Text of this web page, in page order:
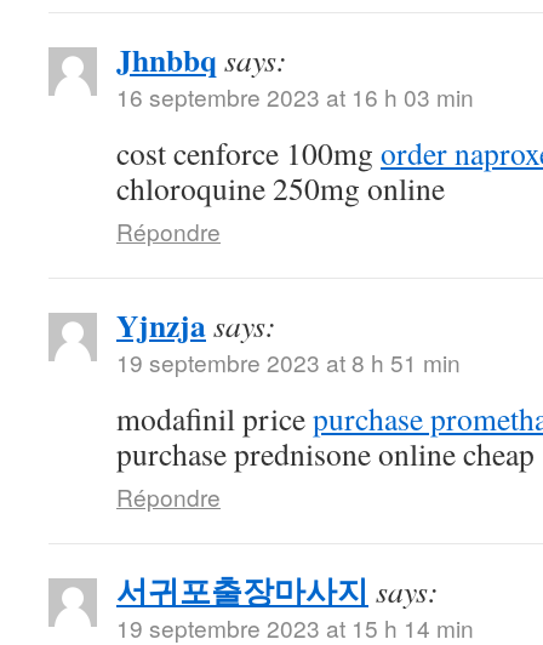
Jhnbbq says:
16 septembre 2023 at 16 h 03 min
cost cenforce 100mg order
chloroquine 250mg online
Répondre
Yjnzjasays:
19 septembre 2023 at 8 h 51 min
modafinil pricepurchase
purchase prednisone online cheap
Répondre
서귀포출장마사지 says:
19 septembre 2023 at 15 h 14 min